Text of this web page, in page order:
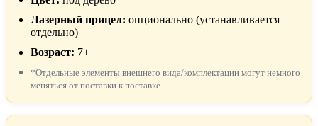
Лазерный прицел: опционально (устанавливается
отдельно)
Возраст: 7+
*Отдельные элементы внешнего вида/комплектации могут немного
меняться от поставки к поставке.